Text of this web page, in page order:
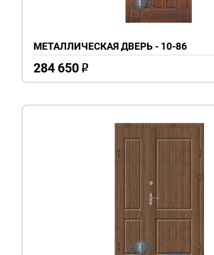
МЕТАЛЛИЧЕСКАЯ ДВЕРЬ - 10-86
284 650 o